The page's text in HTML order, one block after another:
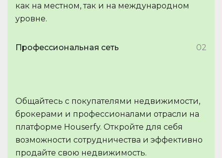
как на местном, так и на международном
уровне.
Профессиональная сеть 02
Общайтесь с покупателями недвижимости,
брокерами и профессионалами отрасли на
платформе Houserfy. Откройте для себя
возможности сотрудничества и эффективно
продайте свою недвижимость.